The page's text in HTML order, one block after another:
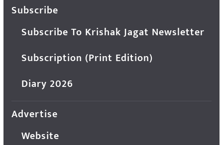
Subscribe
Subscribe To Krishak Jagat Newsletter
Subscription (Print Edition)
Diary 2026
Advertise
Website